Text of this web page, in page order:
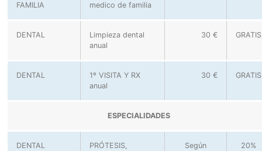
FAMILIA
medico de familia
DENTAL
Limpieza dental
anual
30 € GRATIS
DENTAL
1º VISITA Y RX
anual
30 € GRATIS
ESPECIALIDADES
DENTAL
PRÓTESIS,
Según
20%